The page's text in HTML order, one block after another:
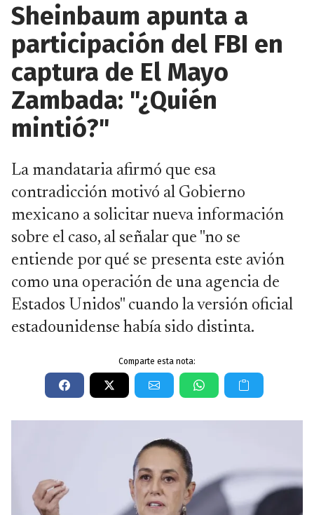
Sheinbaum apunta a
participación del FBI en
captura de El Mayo
Zambada: "¿Quién
mintió?"
La mandataria afirmó que esa
contradicción motivó al Gobierno
mexicano a solicitar nueva información
sobre el caso, al señalar que "no se
entiende por qué se presenta este avión
como una operación de una agencia de
Estados Unidos" cuando la versión oficial
estadounidense había sido distinta.
Comparte esta nota: